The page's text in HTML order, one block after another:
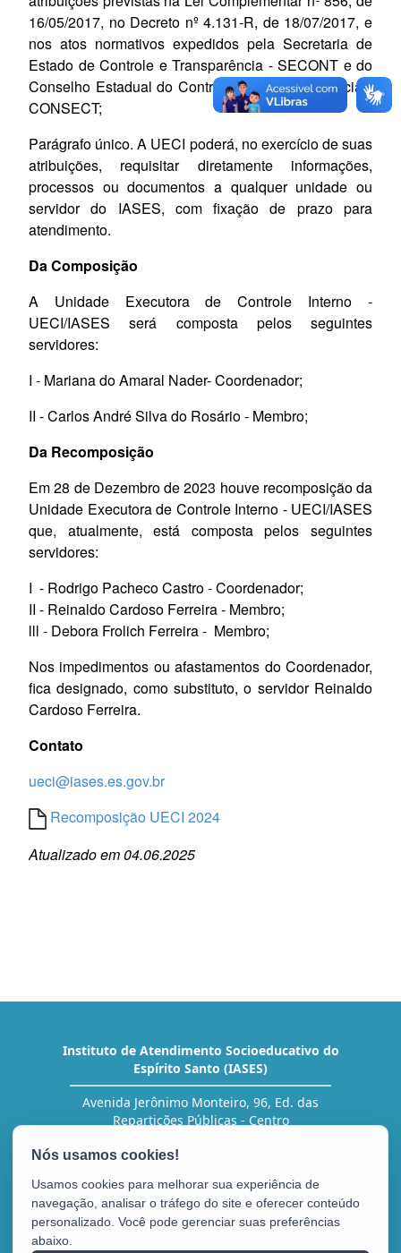
16/05/2017, no Decreto nº 4.131-R, de 18/07/2017, e
nos atos normativos expedidos pela Secretaria de
Estado de Controle e Transparência - SECONT e do
Conselho Estadual do Controle e da Transparência -
CONSECT;
Parágrafo único. A UECI poderá, no exercício de suas
atribuições, requisitar diretamente informações,
processos ou documentos a qualquer unidade ou
servidor do IASES, com fixação de prazo para
atendimento.
Da Composição
A Unidade Executora de Controle Interno -
UECI/IASES será composta pelos seguintes
servidores:
I - Mariana do Amaral Nader- Coordenador;
II - Carlos André Silva do Rosário - Membro;
Da Recomposição
Em 28 de Dezembro de 2023 houve recomposição da
Unidade Executora de Controle Interno - UECI/IASES
que, atualmente, está composta pelos seguintes
servidores:
I - Rodrigo Pacheco Castro - Coordenador;
II - Reinaldo Cardoso Ferreira - Membro;
lll - Debora Frolich Ferreira - Membro;
Nos impedimentos ou afastamentos do Coordenador,
fica designado, como substituto, o servidor Reinaldo
Cardoso Ferreira.
Contato
ueci@iases.es.gov.br
Recomposição UECI 2024
Atualizado em 04.06.2025
Instituto de Atendimento Socioeducativo do
Espírito Santo (IASES)
Avenida Jerônimo Monteiro, 96, Ed. das
Repartições Públicas - Centro
Tel.: (27) 3636-5454 (RH)
Usamos cookies para melhorar sua experiência de
navegação, analisar o tráfego do site e oferecer conteúdo
personalizado. Você pode gerenciar suas preferências
abaixo.